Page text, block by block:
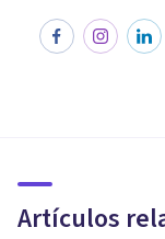
Artículos
Hermann